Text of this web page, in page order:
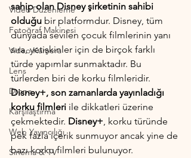
Video Düzenleme
Fotoğraf Makinesi
Video Kamera
Lens
Drone
Karşılaştırma
Web Yayıncılığı
Sinema & TV
sahip olan Disney şirketinin sahibi
olduğu bir platformdur. Disney, tüm
dünyada sevilen çocuk filmlerinin yanı
sıra, yetişkinler için de birçok farklı
türde yapımlar sunmaktadır. Bu
türlerden biri de korku filmleridir.
Disney+, son zamanlarda yayınladığı
korku filmleri ile dikkatleri üzerine
çekmektedir. Disney+, korku türünde
pek fazla içerik sunmuyor ancak yine de
bazı korku filmleri bulunuyor.